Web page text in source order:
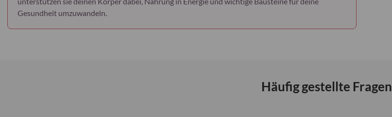
Gesundheit umzuwandeln.
Häufig gestellte Fragen